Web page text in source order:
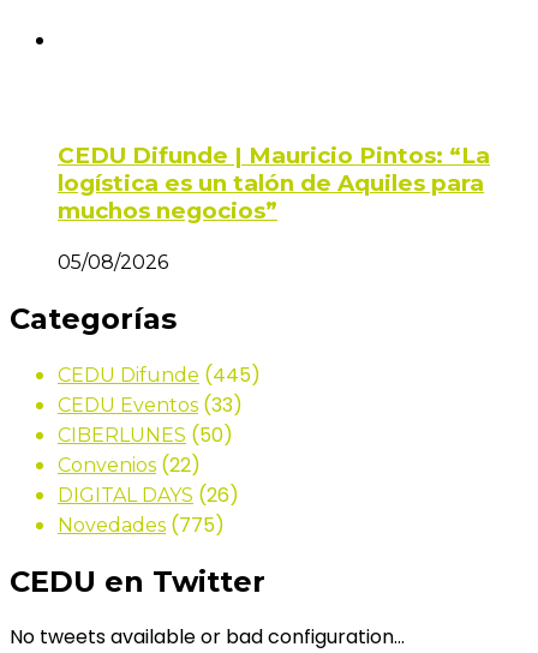
CEDU Difunde | Mauricio Pintos: “La
logística es un talón de Aquiles para
muchos negocios”
05/08/2026
Categorías
CEDU Difunde (445)
CEDU Eventos (33)
CIBERLUNES (50)
Convenios (22)
DIGITAL DAYS (26)
Novedades (775)
CEDU en Twitter
No tweets available or bad configuration...